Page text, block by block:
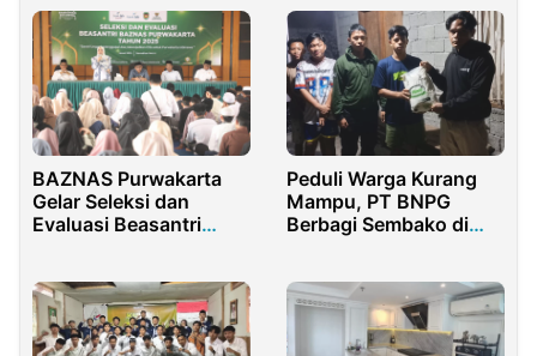
Milik
BAZNAS Purwakarta
Gelar Seleksi dan
Evaluasi Beasantri
Peduli Warga Kurang
Mampu, PT BNPG
Berbagi Sembako di